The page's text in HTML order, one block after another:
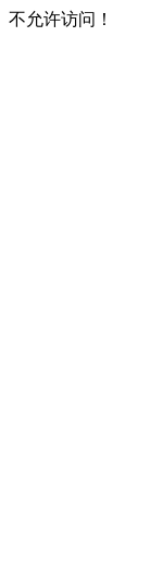
不允许访问！